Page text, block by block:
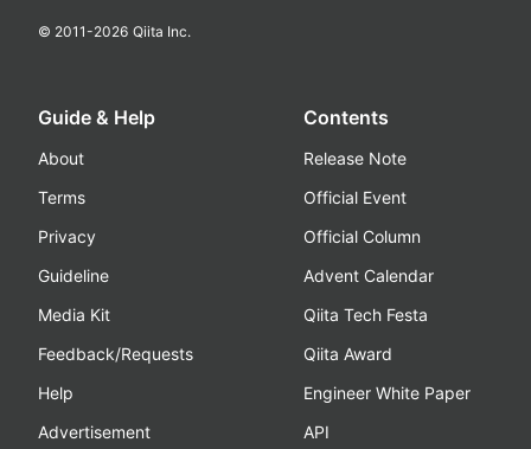
© 2011-2026 Qiita Inc.
Guide & Help
About
Terms
Privacy
Guideline
Media Kit
Feedback/Requests
Help
Advertisement
Contents
Release Note
Official Event
Official Column
Advent Calendar
Qiita Tech Festa
Qiita Award
Engineer White Paper
API